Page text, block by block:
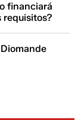
financiará
requisitos?